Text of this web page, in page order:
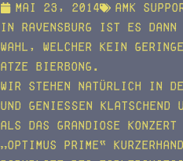
Mai 23, 2014
AMK
In Ravensburg ist es
Wahl, welcher kein
Atze Bierbong.
Wir stehen natürlich in
und genießen klatschend
Als das grandiose
„Optimus Prime“